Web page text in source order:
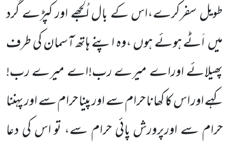
طویل سفرکرے،اس کے بال اُلجھے اور کپڑے گَرد
میں اَٹے ہوئے ہوں ،وہ اپنے ہاتھ آسمان کی طرف
پھیلائے اوراے میرے رب!اے میرے رب!
کہے اور اس کا کھانا حرام سے اور پینا حرام سے اور پہننا
حرام سے اورپرورش پائی حرام سے، تو اس کی دعا